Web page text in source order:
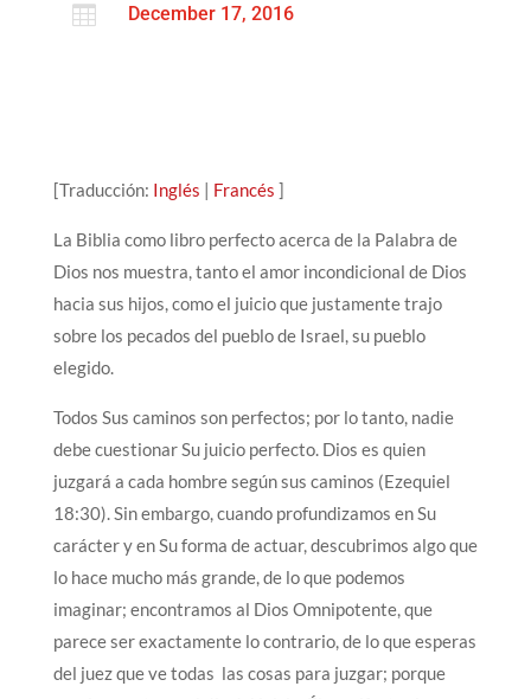
 December 17, 2016
[Traducción: Inglés | Francés ]
La Biblia como libro perfecto acerca de la Palabra de
Dios nos muestra, tanto el amor incondicional de Dios
hacia sus hijos, como el juicio que justamente trajo
sobre los pecados del pueblo de Israel, su pueblo
elegido.
Todos Sus caminos son perfectos; por lo tanto, nadie
debe cuestionar Su juicio perfecto. Dios es quien
juzgará a cada hombre según sus caminos (Ezequiel
18:30). Sin embargo, cuando profundizamos en Su
carácter y en Su forma de actuar, descubrimos algo que
lo hace mucho más grande, de lo que podemos
imaginar; encontramos al Dios Omnipotente, que
parece ser exactamente lo contrario, de lo que esperas
del juez que ve todas las cosas para juzgar; porque